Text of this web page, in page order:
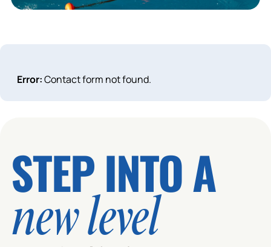
Error:Contact form not found.
STEP INTO A
new level